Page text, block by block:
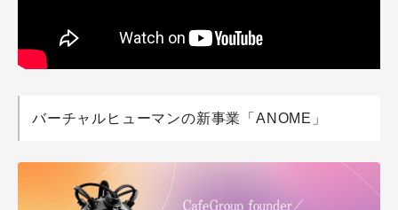
バーチャルヒューマンの新事業「ANOME」